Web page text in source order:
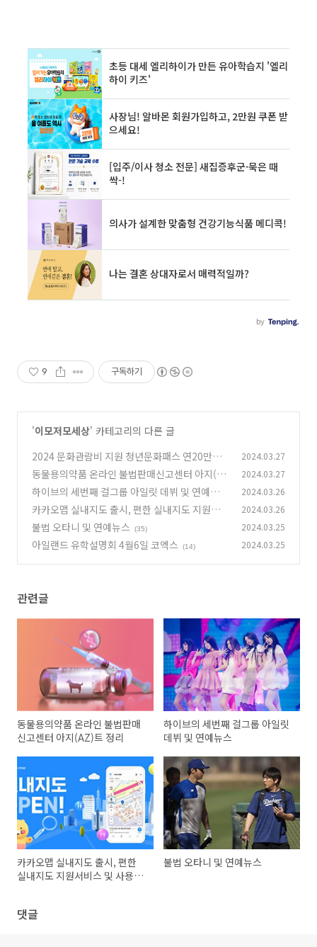
9 구독하기
'이모저모세상' 카테고리의 다른 글
2024 문화관람비 지원 청년문화패스 연20만원
신청하세요. (17)
2024.03.27
동물용의약품 온라인 불법판매신고센터 아지(A
Z)트 정리
(4)
2024.03.27
하이브의 세번째 걸그룹 아일릿 데뷔 및 연예뉴스
(16)
2024.03.26
카카오맵 실내지도 출시, 편한 실내지도 지원서
비스 및 사용방법 (6)
2024.03.26
불법 오타니 및 연예뉴스 (35) 2024.03.25
아일랜드 유학설명회 4월6일 코엑스 (14) 2024.03.25
관련글
동물용의약품 온라인 불법판매
신고센터 아지(AZ)트 정리
하이브의 세번째 걸그룹 아일릿
데뷔 및 연예뉴스
카카오맵 실내지도 출시, 편한
실내지도 지원서비스 및 사용방
불법 오타니 및 연예뉴스
댓글